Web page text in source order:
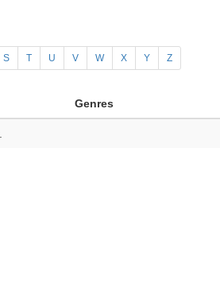
S T U V W X Y Z
Genres